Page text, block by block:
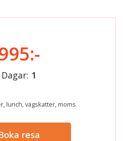
Dagar: 1
lunch, vägskatter, moms
resa